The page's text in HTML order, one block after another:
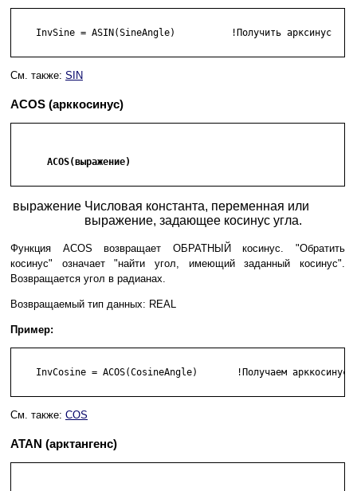
    InvSine = ASIN(SineAngle)          !Получить арксинус
См. также: SIN
ACOS (арккосинус)
      ACOS(выражение)
выражение Числовая константа, переменная или
выражение, задающее косинус угла.
Функция ACOS возвращает ОБРАТНЫЙ косинус. "Обратить
косинус" означает "найти угол, имеющий заданный косинус".
Возвращается угол в радианах.
Возвращаемый тип данных: REAL
Пример:
    InvCosine = ACOS(CosineAngle)       !Получаем арккосинус
См. также: COS
ATAN (арктангенс)